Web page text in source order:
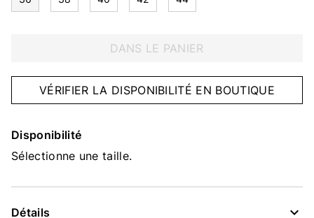
DANS LE PANIER
VÉRIFIER LA DISPONIBILITÉ EN BOUTIQUE
Disponibilité
Sélectionne une taille.
Détails